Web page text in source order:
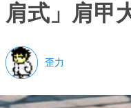
肩式」肩甲
歪力